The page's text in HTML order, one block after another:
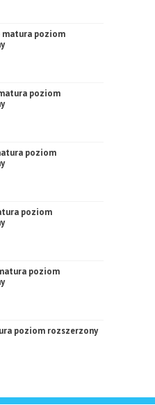
matura poziom
poziom
poziom
poziom
poziom
poziom rozszerzony